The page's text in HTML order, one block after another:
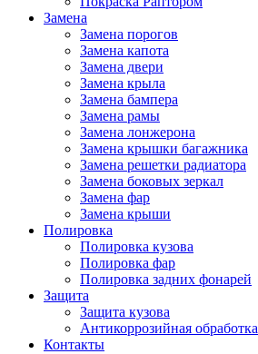
Замена
Замена порогов
Замена капота
Замена двери
Замена крыла
Замена бампера
Замена рамы
Замена лонжерона
Замена крышки багажника
Замена решетки радиатора
Замена боковых зеркал
Замена фар
Замена крыши
Полировка
Полировка кузова
Полировка фар
Полировка задних фонарей
Защита
Защита кузова
Антикоррозийная обработка
Контакты